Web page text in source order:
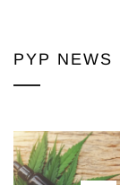
PYP NEWS